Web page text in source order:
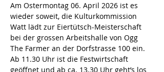
Am Ostermontag 06. April 2026 ist es
wieder soweit, die Kulturkommission
Watt lädt zur Eiertütsch-Meisterschaft
bei der grossen Arbeitshalle von Ogg
The Farmer an der Dorfstrasse 100 ein.
Ab 11.30 Uhr ist die Festwirtschaft
geöffnet und ab ca. 13.30 Uhr geht’s los